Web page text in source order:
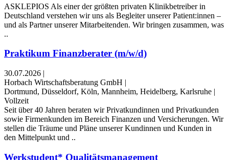
ASKLEPIOS Als einer der größten privaten Klinikbetreiber in
Deutschland verstehen wir uns als Begleiter unserer Patient:innen –
und als Partner unserer Mitarbeitenden. Wir bringen zusammen, was
..
Praktikum Finanzberater (m/w/d)
30.07.2026 |
Horbach Wirtschaftsberatung GmbH |
Dortmund, Düsseldorf, Köln, Mannheim, Heidelberg, Karlsruhe |
Vollzeit
Seit über 40 Jahren beraten wir Privatkundinnen und Privatkunden
sowie Firmenkunden im Bereich Finanzen und Versicherungen. Wir
stellen die Träume und Pläne unserer Kundinnen und Kunden in
den Mittelpunkt und ..
Werkstudent* Qualitätsmanagement